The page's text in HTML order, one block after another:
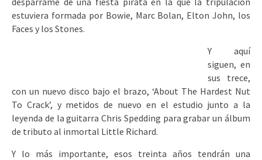
estuviera formada por Bowie, Marc Bolan, Elton John, los
Faces y los Stones.
Y aquí
siguen, en
sus trece,
con un nuevo disco bajo el brazo, ‘About The Hardest Nut
To Crack’, y metidos de nuevo en el estudio junto a la
leyenda de la guitarra Chris Spedding para grabar un álbum
de tributo al inmortal Little Richard.
Y lo más importante, esos treinta años tendrán una